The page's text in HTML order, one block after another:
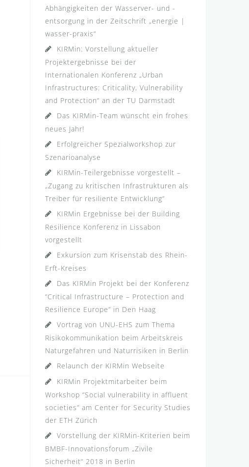
Abhängigkeiten der Wasserver- und -
entsorgung in der Zeitschrift „energie |
wasser-praxis“
KIRMin: Vorstellung aktueller
Projektergebnisse bei der
Internationalen Konferenz „Urban
Infrastructures: Criticality, Vulnerability
and Protection“ an der TU Darmstadt
Das KIRMin-Team wünscht ein frohes
neues Jahr!
Erfolgreicher Spezialworkshop zur
Szenarioanalyse
KIRMin-Teilergebnisse vorgestellt –
„Zugang zu kritischen Infrastrukturen als
Treiber für resiliente Entwicklung“
KIRMin Ergebnisse bei der Building
Resilience Konferenz in Lissabon
vorgestellt
Exkursion zum Krisenstab des Rhein-
Erft-Kreises
Das KIRMin Projekt bei der Konferenz
“Critical Infrastructure – Protection and
Resilience Europe” in Den Haag
Vortrag von UNU-EHS zum Thema
Risikokommunikation beim Arbeitskreis
Naturgefahren und Naturrisiken in Berlin
Relaunch der KIRMin Webseite
KIRMin Projektmitarbeiter beim
Workshop “Social vulnerability in affluent
societies” am Center for Security Studies
der ETH Zürich
Vorstellung der KIRMin-Kriterien beim
BMBF-Innovationsforum „Zivile
Sicherheit“ 2018 in Berlin